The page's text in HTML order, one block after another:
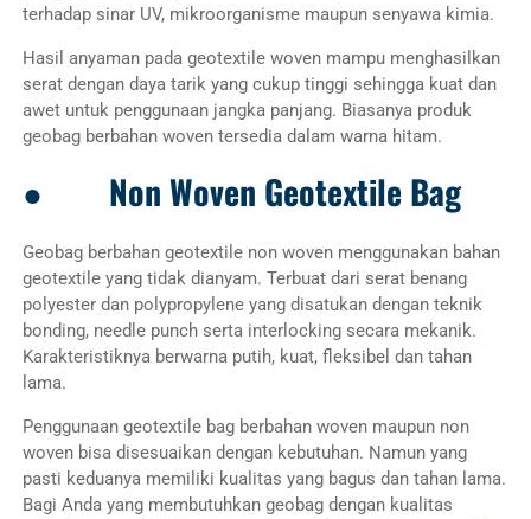
terhadap sinar UV, mikroorganisme maupun senyawa kimia.
Hasil anyaman pada geotextile woven mampu menghasilkan
serat dengan daya tarik yang cukup tinggi sehingga kuat dan
awet untuk penggunaan jangka panjang. Biasanya produk
geobag berbahan woven tersedia dalam warna hitam.
● Non Woven Geotextile Bag
Geobag berbahan geotextile non woven menggunakan bahan
geotextile yang tidak dianyam. Terbuat dari serat benang
polyester dan polypropylene yang disatukan dengan teknik
bonding, needle punch serta interlocking secara mekanik.
Karakteristiknya berwarna putih, kuat, fleksibel dan tahan
lama.
Penggunaan geotextile bag berbahan woven maupun non
woven bisa disesuaikan dengan kebutuhan. Namun yang
pasti keduanya memiliki kualitas yang bagus dan tahan lama.
Bagi Anda yang membutuhkan geobag dengan kualitas